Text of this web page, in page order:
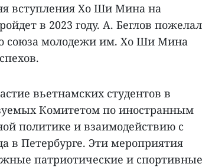
вступления Хо Ши Мина на
в 2023 году. А. Беглов пожелал
союза молодежи им. Хо Ши Мина
вьетнамских студентов в
Комитетом по иностранным
политике и взаимодействию с
в Петербурге. Эти мероприятия
патриотические и спортивные